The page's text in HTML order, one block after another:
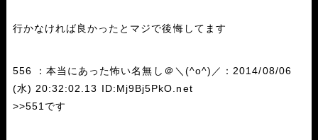
行かなければ良かったとマジで後悔してます
556 ：本当にあった怖い名無し＠＼(^o^)／：2014/08/06
(水) 20:32:02.13 ID:Mj9Bj5PkO.net
>>551です